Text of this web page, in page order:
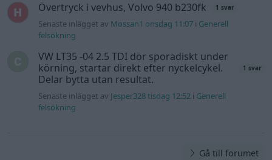
Övertryck i vevhus, Volvo 940 b230fk 1 svar
Senaste inlägget av Mossan1 onsdag 11:07 i Generell
felsökning
VW LT35 -04 2.5 TDI dör sporadiskt under
körning, startar direkt efter nyckelcykel.
Delar bytta utan resultat.
1 svar
Senaste inlägget av Jesper328 tisdag 12:52 i Generell
felsökning
Gå till forumet